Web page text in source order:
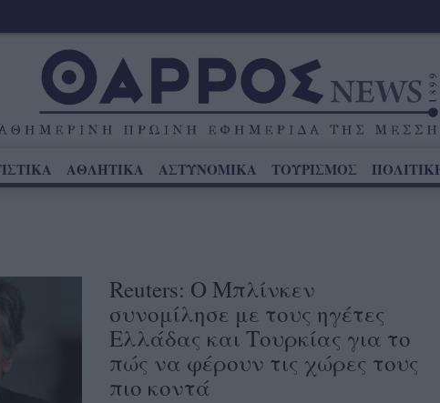
ΑΘΛΗΤΙΚΑ ΑΣΤΥΝΟΜΙΚΑ ΤΟΥΡΙΣΜΟΣ
Reuters: Ο Μπλίνκεν
συνομίλησε με τους ηγέτες
Ελλάδας και Τουρκίας για το
πώς να φέρουν τις χώρες τους
πιο κοντά